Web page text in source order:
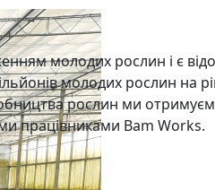
молодих рослин і є
молодих рослин на
рослин ми
працівниками Bam Works.